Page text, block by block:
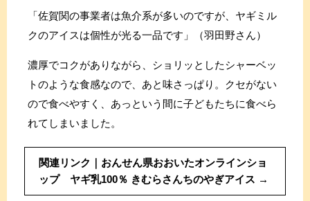
「佐賀関の事業者は魚介系が多いのですが、ヤギミル
クのアイスは個性が光る一品です」（羽田野さん）
濃厚でコクがありながら、ショリッとしたシャーベッ
トのような食感なので、あと味さっぱり。クセがない
ので食べやすく、あっという間に子どもたちに食べら
れてしまいました。
関連リンク｜おんせん県おおいたオンラインショ
ップ ヤギ乳100％ きむらさんちのやぎアイス